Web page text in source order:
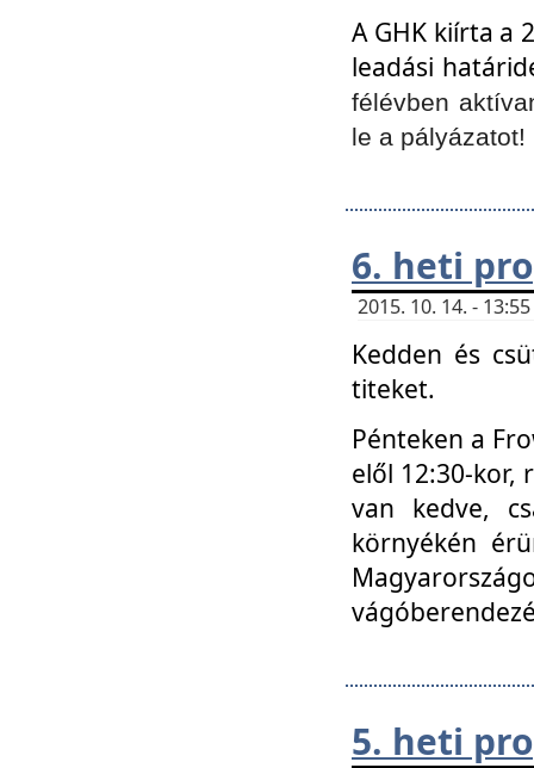
A GHK kiírta a
leadási
félévben
le a pályázatot!
6. heti
2015. 10. 14. -
Kedden és
titeket.
Pénteken a
elől 12:30-kor,
van kedve,
környékén
5. heti